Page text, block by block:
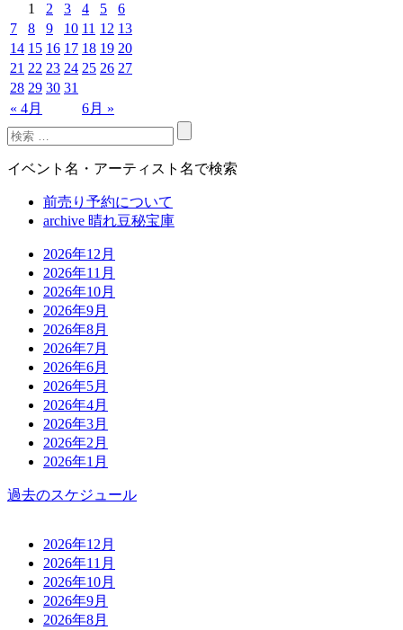
« 4月 6月 »
1 2 3 4 5
6
7
8 9 10 11 12 13
14 15 16 17 18 19 20
21 22 23 24 25 26 27
28 29 30 31
イベント名・アーティスト名で検索
前売り予約について
archive 晴れ豆秘宝庫
2026年12月
2026年11月
2026年10月
2026年9月
2026年8月
2026年7月
2026年6月
2026年5月
2026年4月
2026年3月
2026年2月
2026年1月
過去のスケジュール
2026年12月
2026年11月
2026年10月
2026年9月
2026年8月